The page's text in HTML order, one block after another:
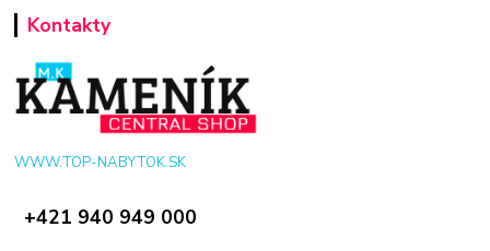
Kontakty
WWW.TOP-NABYTOK.SK
+421 940 949 000